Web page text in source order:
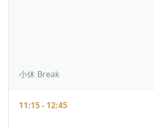
小休 Break
11:15 - 12:45